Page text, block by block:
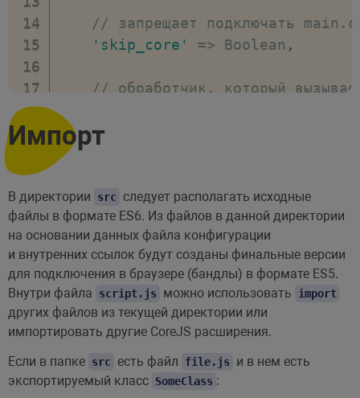
// включает или отключает
// плагины
//
plugins: {
// переопределяет параметры
babel: boolean | Object
// дополнительные плагины
custom: Array | Function
resolve
true
// запрещает подключать
'skip_core'
=> Boolean ,
// обработчик, который
// параметр доступен с
'settings' =>
Array
];
Импорт
В директории src следует располагать исходные
файлы в формате ES6. Из файлов в данной директории
на основании данных файла конфигурации
и внутренних ссылок будут созданы финальные версии
для подключения в браузере (бандлы) в формате ES5.
Внутри файла
script.js можно использовать import
других файлов из текущей директории или
импортировать другие CoreJS расширения.
Если в папке src есть файл file.js и в нем есть
экспортируемый класс SomeClass :